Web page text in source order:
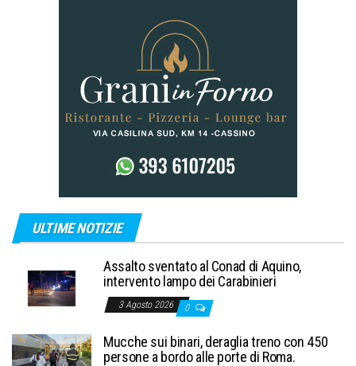
ULTIME NOTIZIE
Assalto sventato al Conad di Aquino,
intervento lampo dei Carabinieri
3 Agosto 2026 0
Mucche sui binari, deraglia treno con 450
persone a bordo alle porte di Roma.